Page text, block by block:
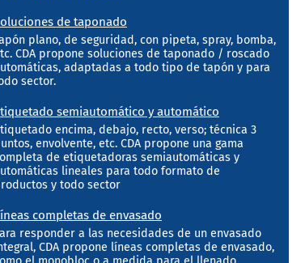
de taponado
plano, de seguridad, con pipeta, spray, bomba,
CDA propone soluciones de taponado / roscado
adaptadas a todo tipo de tapón y para
sector.
semiautomático y automático
encima, debajo, recto, verso; técnica 3
envolvente, etc. CDA propone una gama
de etiquetadoras semiautomáticas y
lineales para todo formato de
y todo sector
completas de envasado
responder a las necesidades de un envasado
CDA propone líneas completas de envasado,